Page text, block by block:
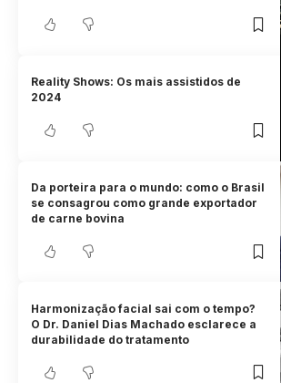
Reality Shows: Os mais assistidos de
2024
Da porteira para o mundo: como o Brasil
se consagrou como grande exportador
de carne bovina
Harmonização facial sai com o tempo?
O Dr. Daniel Dias Machado esclarece a
durabilidade do tratamento